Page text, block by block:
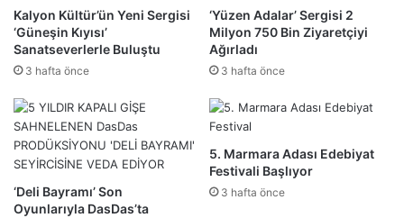
Kalyon Kültür’ün Yeni Sergisi
‘Güneşin Kıyısı’
Sanatseverlerle Buluştu
3 hafta önce
‘Yüzen Adalar’ Sergisi 2
Milyon 750 Bin Ziyaretçiyi
Ağırladı
3 hafta önce
‘Deli Bayramı’ Son
Oyunlarıyla DasDas’ta
5. Marmara Adası Edebiyat
Festivali Başlıyor
3 hafta önce